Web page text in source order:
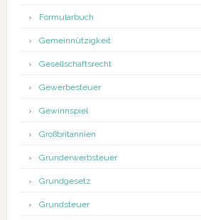
Formularbuch
Gemeinnützigkeit
Gesellschaftsrecht
Gewerbesteuer
Gewinnspiel
Großbritannien
Grunderwerbsteuer
Grundgesetz
Grundsteuer